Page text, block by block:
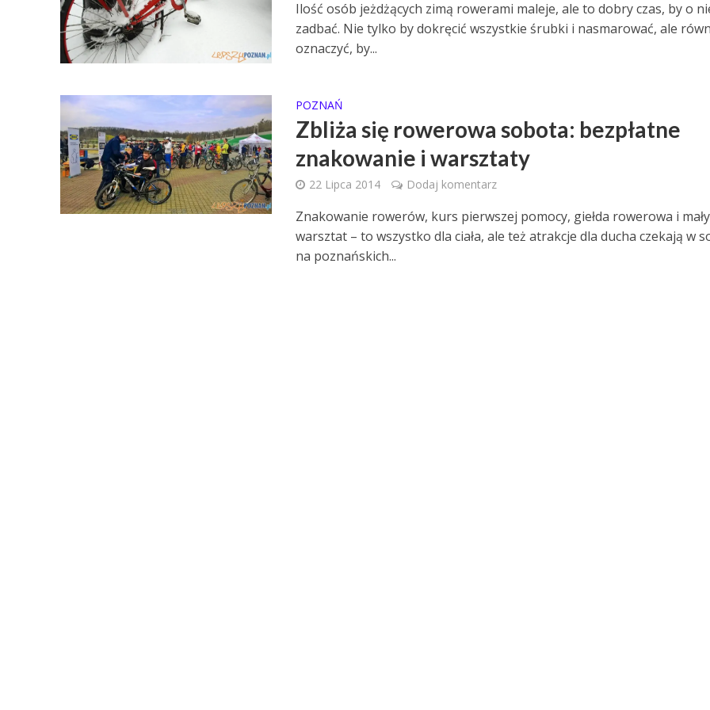
Ilość osób jeżdżących zimą rowerami maleje, ale to dobry czas, by o
zadbać. Nie tylko by dokręcić wszystkie śrubki i nasmarować, ale
oznaczyć, by...
POZNAŃ
Zbliża się rowerowa sobota: bezpłatne
znakowanie i warsztaty
22 Lipca 2014 Dodaj komentarz
Znakowanie rowerów, kurs pierwszej pomocy, giełda rowerowa i mały
warsztat – to wszystko dla ciała, ale też atrakcje dla ducha czekają w
na poznańskich...